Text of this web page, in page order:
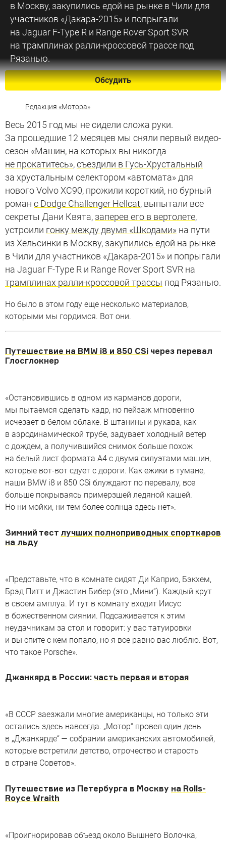
в Москву, закупились едой на рынке в Чили для
участников «Дакара-2015» и попрыгали
на Jaguar F-Type R и Range Rover Sport SVR
на трамплинах ралли-кроссовой трассе под
Рязанью.
Обсудить
Редакция «Мотора»
Весь 2015 год мы не сидели сложа руки.
За прошедшие 12 месяцев мы сняли первый видео-
сезон «Машин, на которых вы никогда
не прокатитесь»,съездили в Гусь-Хрустальный
за хрустальным селектором «автомата» для
нового Volvo XC90, прожили короткий, но бурный
роман с Dodge Challenger Hellcat, выпытали все
секреты Дани Квята, заперев его в вертолете,
устроили гонку между двумя «Шкодами» на пути
из Хельсинки в Москву, закупились едой на рынке
в Чили для участников «Дакара-2015» и попрыгали
на Jaguar F-Type R и Range Rover Sport SVR на
трамплинах ралли-кроссовой трассы под Рязанью.
Но было в этом году еще несколько материалов,
которыми мы гордимся. Вот они.
Путешествие на BMW i8 и 850 CSi через перевал
Глосглокнер
«Остановившись в одном из карманов дороги,
мы пытаемся сделать кадр, но пейзаж мгновенно
исчезает в белом облаке. В штанины и рукава, как
в аэродинамической трубе, задувает холодный ветер
с дождем, а получившийся снимок больше похож
на белый лист формата A4 с двумя силуэтами машин,
которые вот-вот сдует с дороги. Как ежики в тумане,
наши BMW i8 и 850 CSi блуждают по перевалу, все
больше покрываясь примерзшей ледяной кашей.
Но ни мойки, ни тем более солнца здесь нет».
Зимний тест лучших полноприводных спорткаров
на льду
«Представьте, что в комнате сидят Ди Каприо, Бэкхем,
Брэд Питт и Джастин Бибер (это „Мини“). Каждый крут
в своем амплуа. И тут в комнату входит Иисус
в божественном сиянии. Подсаживается к этим
неудачникам за стол и говорит: у вас татуировки
и вы спите с кем попало, но я все равно вас люблю. Вот,
что такое Porsche».
Джанкярд в России: часть первая и вторая
«В СССР заезжали многие американцы, но только эти
остались здесь навсегда. „Мотор“ провел один день
в „Джанкярде“ — собрании американских автомобилей,
которые встретили детство, отрочество и старость
в стране Советов».
Путешествие из Петербурга в Москву на Rolls-
Royce Wraith
«Проигнорировав объезд около Вышнего Волочка,